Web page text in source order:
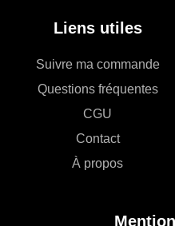
Liens utiles
Suivre ma commande
Questions fréquentes
CGU
Contact
À propos